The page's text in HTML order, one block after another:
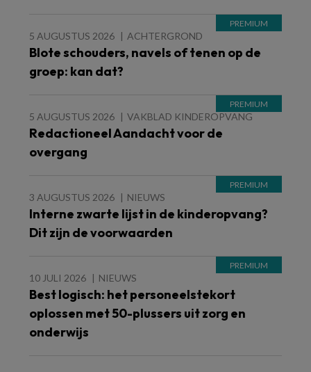
5 AUGUSTUS 2026 ACHTERGROND
Blote schouders, navels of tenen op de
groep: kan dat?
5 AUGUSTUS 2026 VAKBLAD KINDEROPVANG
Redactioneel Aandacht voor de
overgang
3 AUGUSTUS 2026 NIEUWS
Interne zwarte lijst in de kinderopvang?
Dit zijn de voorwaarden
10 JULI 2026 NIEUWS
Best logisch: het personeelstekort
oplossen met 50-plussers uit zorg en
onderwijs